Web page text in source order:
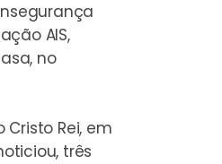
AIS,
no
Rei, em
três